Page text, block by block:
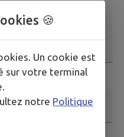
🍪
Un cookie est
sur votre terminal
notre Politique